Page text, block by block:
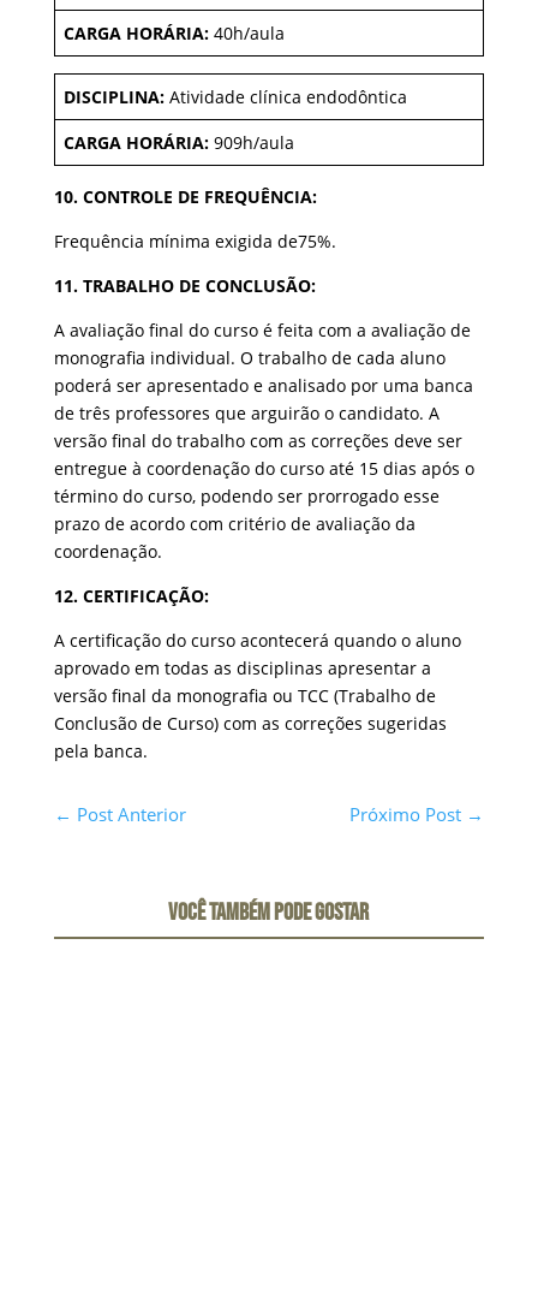
CARGA HORÁRIA:40h/aula
DISCIPLINA:Atividade clínica endodôntica
CARGA HORÁRIA:909h/aula
10. CONTROLE DE FREQUÊNCIA:
Frequência mínima exigida de75%.
11. TRABALHO DE CONCLUSÃO:
A avaliação final do curso é feita com a avaliação de
monografia individual. O trabalho de cada aluno
poderá ser apresentado e analisado por uma banca
de três professores que arguirão o candidato. A
versão final do trabalho com as correções deve ser
entregue à coordenação do curso até 15 dias após o
término do curso, podendo ser prorrogado esse
prazo de acordo com critério de avaliação da
coordenação.
12. CERTIFICAÇÃO:
A certificação do curso acontecerá quando o aluno
aprovado em todas as disciplinas apresentar a
versão final da monografia ou TCC (Trabalho de
Conclusão de Curso) com as correções sugeridas
pela banca.
← Post Anterior Próximo Post →
VOCÊ TAMBÉM PODE GOSTAR